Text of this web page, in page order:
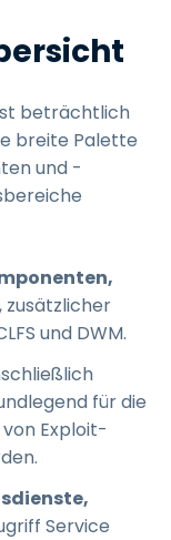
beträchtlich
breite Palette
und -
zusätzlicher
und DWM.
für die
Exploit-
Service